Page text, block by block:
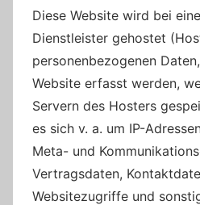
Diese Website wird bei
Dienstleister gehostet
personenbezogenen
Website erfasst werden,
Servern des Hosters
es sich v. a. um IP-
Meta- und
Vertragsdaten,
Websitezugriffe und